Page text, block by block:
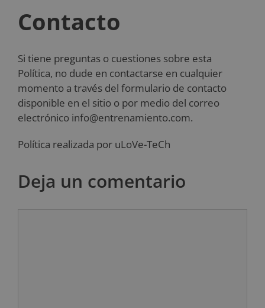
Contacto
Si tiene preguntas o cuestiones sobre esta
Política, no dude en contactarse en cualquier
momento a través del formulario de contacto
disponible en el sitio o por medio del correo
electrónico info@entrenamiento.com.
Política realizada por uLoVe-TeCh
Deja un comentario